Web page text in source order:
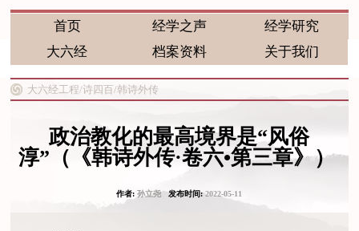
首页 经学之声
经学研究
大六经
档案资料 关于我们
大六经工程/诗四百/韩诗外传
政治教化的最高境界是“风俗
淳”（《韩诗外传·卷六•第三章》） ​
作者:孙立尧发布时间:2022-05-11